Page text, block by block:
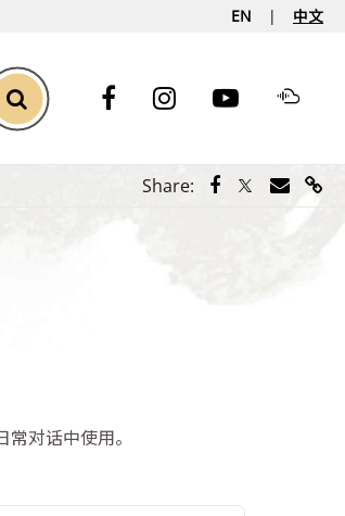
EN 中文
Toggle Search
Share: Share via
Share via
Share
对话中使用。